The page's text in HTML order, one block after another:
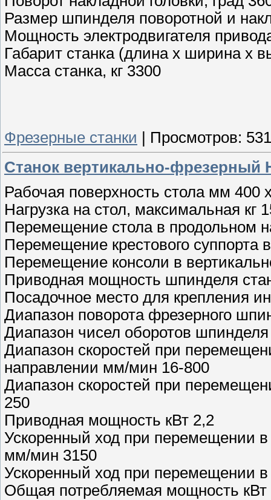
Размер шпинделя поворотной и
Мощность электродвигателя
Габарит станка (длина х ширина х
Масса станка, кг 3300
Фрезерные станки Просмотров: 531
Станок вертикально-фрезерный
Рабочая поверхность стола мм 400
Нагрузка на стол, максимальная кг
Перемещение стола в продольном
Перемещение крестового
Перемещение консоли в
Приводная мощность шпинделя
Посадочное место для крепления
Диапазон поворота фрезерного
Диапазон чисел оборотов
Диапазон скоростей при
направлении мм/мин 16-800
Диапазон скоростей при
250
Приводная мощность кВт 2,2
Ускоренный ход при перемещении
мм/мин 3150
Ускоренный ход при перемещении
Общая потребляемая мощность кВт